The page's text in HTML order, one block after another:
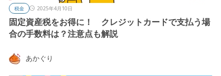
税金 2025年4月10日
固定資産税をお得に！ クレジットカードで支払う場
合の手数料は？注意点も解説
あかぐり